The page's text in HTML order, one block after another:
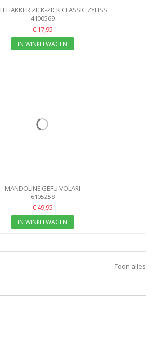
ZICK-ZICK CLASSIC ZYLISS
4100569
€ 17,95
IN WINKELWAGEN
MANDOLINE GEFU VOLARI
6105258
€ 49,95
IN WINKELWAGEN
Toon alles